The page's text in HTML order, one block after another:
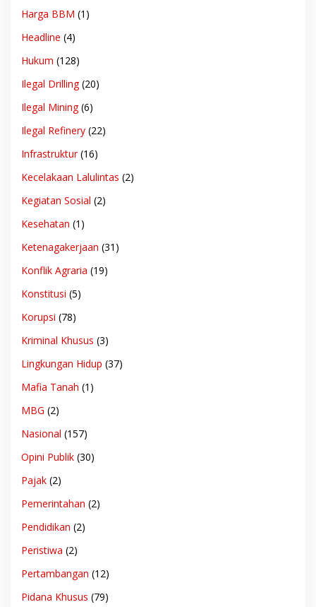
Harga BBM (1)
Headline (4)
Hukum (128)
Ilegal Drilling(20)
Ilegal Mining(6)
Ilegal Refinery (22)
Infrastruktur(16)
Kecelakaan Lalulintas (2)
Kegiatan Sosial (2)
Kesehatan (1)
Ketenagakerjaan (31)
Konflik Agraria (19)
Konstitusi (5)
Korupsi (78)
Kriminal Khusus (3)
Lingkungan Hidup (37)
Mafia Tanah (1)
MBG (2)
Nasional (157)
Opini Publik (30)
Pajak (2)
Pemerintahan (2)
Pendidikan (2)
Peristiwa (2)
Pertambangan (12)
Pidana Khusus (79)